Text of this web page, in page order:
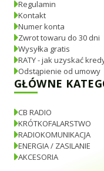
Regulamin
Kontakt
Numer konta
Zwrot towaru do 30 dni
Wysyłka gratis
RATY - jak uzyskać
Odstąpienie od umowy
GŁÓWNE
CB RADIO
KRÓTKOFALARSTWO
RADIOKOMUNIKACJA
ENERGIA / ZASILANIE
AKCESORIA